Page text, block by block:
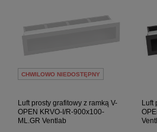
CHWILOWO NIEDOSTĘPNY
Luft prosty grafitowy z ramką V-
OPEN KRVO-I/R-900x100-
ML.GR Ventlab
Luft